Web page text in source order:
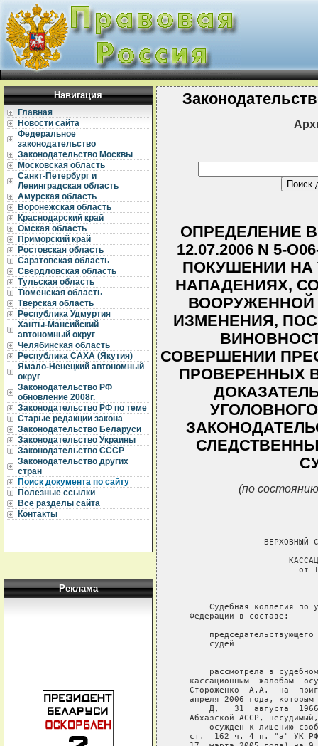
Навигация
Главная
Новости сайта
Федеральное
законодательство
Законодательство Москвы
Московская область
Санкт-Петербург и
Ленинградская область
Амурская область
Воронежская область
Краснодарский край
Омская область
Приморский край
Ростовская область
Саратовская область
Свердловская область
Тульская область
Тюменская область
Тверская область
Республика Удмуртия
Ханты-Мансийский
автономный округ
Челябинская область
Республика САХА (Якутия)
Ямало-Ненецкий автономный
округ
Законодательство РФ
обновление 2008г.
Законодательство РФ по теме
Старые редакции закона
Законодательство Беларуси
Законодательство Украины
Законодательство СССР
Законодательство других
стран
Поиск документа по сайту
Полезные ссылки
Все разделы сайта
Контакты
Реклама
ОПРЕДЕЛЕНИЕ
12.07.2006 N 5-
ПОКУШЕНИИ НА
НАПАДЕНИЯХ,
ВООРУЖЕННОЙ
ИЗМЕНЕНИЯ,
СОВЕРШЕНИИ
ПРОВЕРЕННЫХ
(по